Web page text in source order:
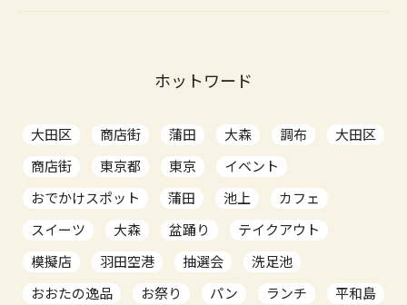
ホットワード
大田区 商店街 蒲田 大森 調布
大田区
商店街
東京都 東京
イベント
おでかけスポット
蒲田 池上
カフェ
スイーツ
大森 盆踊り
テイクアウト
模擬店
羽田空港 抽選会
洗足池
おおたの逸品
お祭り パン ランチ
平和島